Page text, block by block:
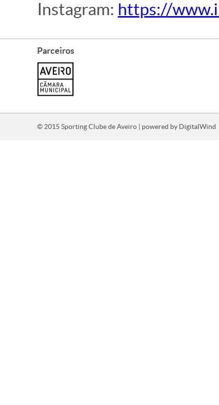
Instagram: https://
Parceiros
© 2015 Sporting Clube de Aveiro | powered by DigitalWind